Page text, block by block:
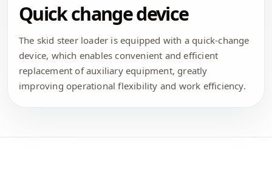
Quick change device
The skid steer loader is equipped with a quick-change
device, which enables convenient and efficient
replacement of auxiliary equipment, greatly
improving operational flexibility and work efficiency.